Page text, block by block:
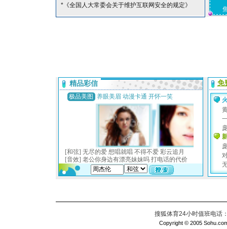
*《全国人大常委会关于维护互联网安全的规定》
搜狐体育24小时值班电话
Copyright © 2005